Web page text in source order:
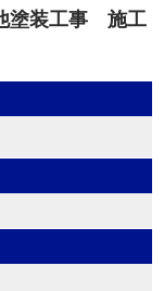
塗装工事 施工